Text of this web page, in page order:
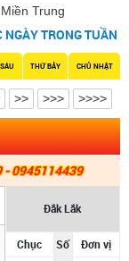
Trung
TRONG TUẦN
THỨ BẢY CHỦ NHẬT
>> >>> >>>>
- 0945114439
Đắk Lắk
Chục Số Đơn vị